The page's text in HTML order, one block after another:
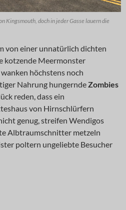
Kingsmouth, doch in jeder Gasse lauern die
von einer unnatürlich dichten
kotzende Meermonster
höchstens noch
Nahrung hungerndeZombies
reden, dass ein
von Hirnschlürfern
genug, streifen Wendigos
Albtraumschnitter metzeln
poltern ungeliebte Besucher